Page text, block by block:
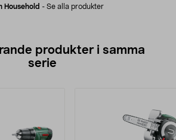
Household - Se alla produkter
produkter i samma
serie